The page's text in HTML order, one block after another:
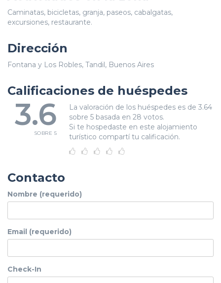
Caminatas, bicicletas, granja, paseos, cabalgatas,
excursiones, restaurante.
Dirección
Fontana y Los Robles, Tandil, Buenos Aires
Calificaciones de huéspedes
3.6
SOBRE 5
La valoración de los huéspedes es de 3.64
sobre 5 basada en 28 votos.
Si te hospedaste en este alojamiento
turístico compartí tu calificación.
Contacto
Nombre (requerido)
Email (requerido)
Check-In